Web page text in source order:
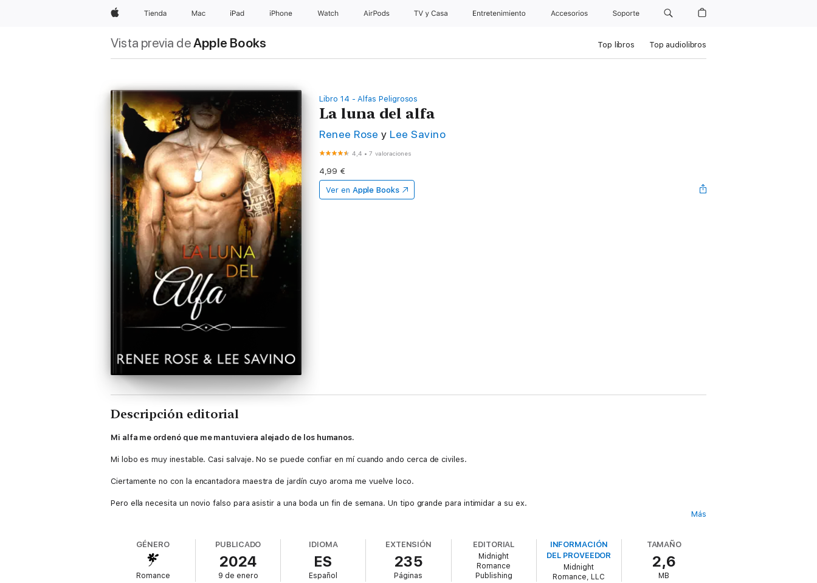
AppleTienda Mac iPad iPhone Watch AirPods TV y Casa Entretenimiento Accesorios Soporte
Vista previa deApple Books Top libros Top audiolibros
Libro 14 - Alfas Peligrosos
La luna del alfa
Renee Rose y Lee Savino
4,4 •7 valoraciones
4,99 €
Ver en Apple Books
Descripción editorial
Mi alfa me ordenó que me mantuviera alejado de los humanos.
Mi lobo es muy inestable. Casi salvaje. No se puede confiar en mí cuando ando cerca de civiles.
Ciertamente no con la encantadora maestra de jardín cuyo aroma me vuelve loco.
Pero ella necesita un novio falso para asistir a una boda un fin de semana. Un tipo grande para intimidar a su ex.
No estaré desobedeciendo una orden porque no será una cita real.
Será una misión agradable. Tendremos habitaciones separadas.
Más
GÉNERO
Romance
PUBLICADO
2024
9 de enero
IDIOMA
ES
Español
EXTENSIÓN
235
Páginas
EDITORIAL
Midnight
Romance
Publishing
INFORMACIÓN
DEL PROVEEDOR
Midnight
Romance, LLC
TAMAÑO
2,6
MB